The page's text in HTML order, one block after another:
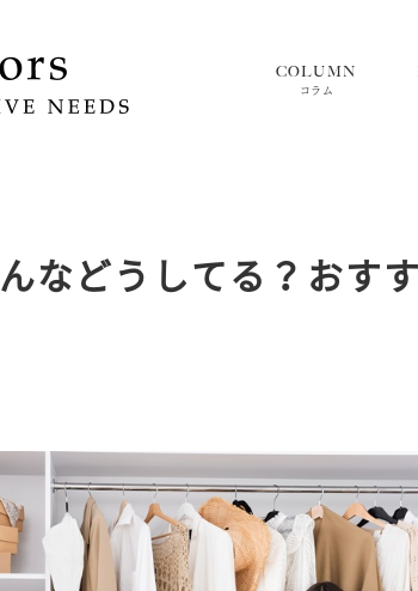
COLUMN
コラム
などうしてる？おす